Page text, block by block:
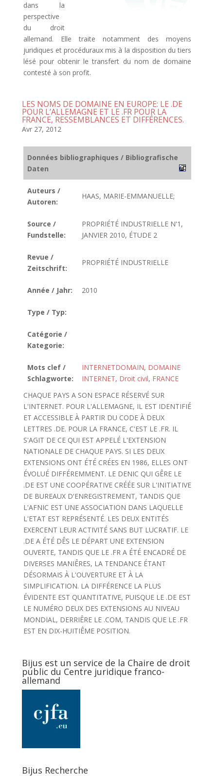
dans la
perspective
du droit
allemand. Elle traite notamment des moyens
juridiques et procéduraux mis à la disposition du tiers
lésé pour obtenir le transfert du nom de domaine
contesté à son profit.
LES NOMS DE DOMAINE EN EUROPE: LE .DE
POUR L’ALLEMAGNE ET LE .FR POUR LA
FRANCE, RESSEMBLANCES ET DIFFÉRENCES.
Avr 27, 2012
Données bibliographiques / Bibliografische
Daten
Auteurs /
Autoren:
HAAS, MARIE-EMMANUELLE;
Source /
Fundstelle:
PROPRIÉTÉ INDUSTRIELLE N'1,
JANVIER 2010, ÉTUDE 2
Revue /
Zeitschrift:
PROPRIÉTÉ INDUSTRIELLE
Année / Jahr: 2010
Type / Typ:
Catégorie /
Kategorie:
Mots clef /
Schlagworte:
INTERNETDOMAIN, DOMAINE
INTERNET, Droit civil, FRANCE
CHAQUE PAYS A SON ESPACE RÉSERVÉ SUR
L'INTERNET. POUR L'ALLEMAGNE, IL EST IDENTIFIÉ
ET ACCESSIBLE À PARTIR DU CODE À DEUX
LETTRES .DE. POUR LA FRANCE, C'EST LE .FR. IL
S'AGIT DE CE QUI EST APPELÉ L'EXTENSION
NATIONALE DE CHAQUE PAYS. SI LES DEUX
EXTENSIONS ONT ÉTÉ CRÉES EN 1986, ELLES ONT
ÉVOLUÉ DIFFÉREMMENT. LE DENIC QUI GÊRE LE
.DE EST UNE COOPÉRATIVE CRÉÉE SUR L'INITIATIVE
DE BUREAUX D'ENREGISTREMENT, TANDIS QUE
L'AFNIC EST UNE ASSOCIATION DANS LAQUELLE
L'ETAT EST REPRÉSENTÉ. LES DEUX ENTITÉS
EXERCENT LEUR ACTIVITÉ SANS BUT LUCRATIF. LE
.DE A ÉTÉ DÊS LE DÉPART UNE EXTENSION
OUVERTE, TANDIS QUE LE .FR A ÉTÉ ENCADRÉ DE
DIVERSES MANIÊRES, LA TENDANCE ÉTANT
DÉSORMAIS À L'OUVERTURE ET À LA
SIMPLIFICATION. LA DIFFÉRENCE LA PLUS
ÉVIDENTE EST QUANTITATIVE, PUISQUE LE .DE EST
LE NUMÉRO DEUX DES EXTENSIONS AU NIVEAU
MONDIAL, DERRIÊRE LE .COM, TANDIS QUE LE .FR
EST EN DIX-HUITIÊME POSITION.
Bijus est un service de la Chaire de droit
public du Centre juridique franco-
allemand
Bijus Recherche